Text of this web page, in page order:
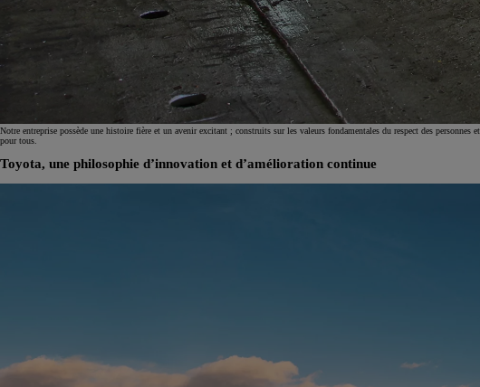
ou financement à partir de
Toyota C-HR
Notre entreprise possède une histoire fière et un avenir excitant ; construits sur les valeurs fondamentales du respect des
pour tous.
Toyota, une philosophie d’innovation et d’amélioration continue